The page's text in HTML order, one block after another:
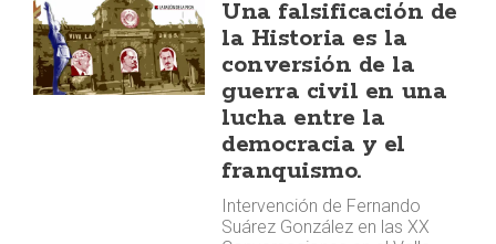
Una falsificación de
la Historia es la
conversión de la
guerra civil en una
lucha entre la
democracia y el
franquismo.
Intervención de Fernando
Suárez González en las XX